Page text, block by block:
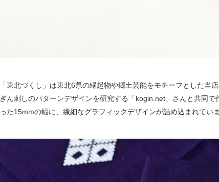
「東北づくし」は東北6県の縁起物や郷土芸能をモチーフとした当
ぎん刺しのパターンデザインを研究する「kogin.net」さんと共同で
った15mmの幅に、繊細なグラフィックデザインが詰め込まれていま